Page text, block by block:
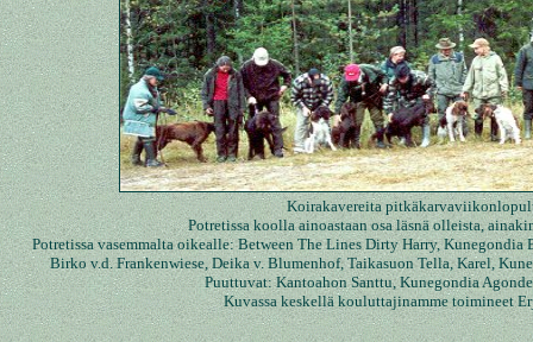
Koirakavereita
Potretissa koolla ainoastaan osa läsnä olleista,
Potretissa vasemmalta oikealle: Between The Lines Dirty Harry,
Birko v.d. Frankenwiese, Deika v. Blumenhof, Taikasuon Tella, Karel,
Puuttuvat: Kantoahon Santtu, Kunegondia
Kuvassa keskellä kouluttajinamme toimineet